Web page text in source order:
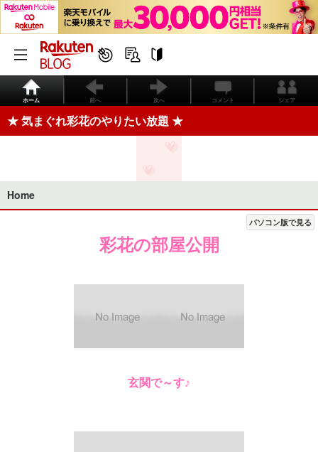
ホーム 前へ 次へ コメント シェア
★ 気まぐれ彩花のやりたい放題 ★
Home
パソコン版で見る
彩花の部屋公開
玄関で～す♪